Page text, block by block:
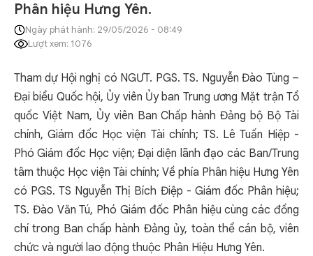
Phân hiệu Hưng Yên.
Ngày phát hành: 29/05/2026 - 08:49
Lượt xem: 1076
Tham dự Hội nghị có NGƯT. PGS. TS. Nguyễn Đào Tùng –
Đại biểu Quốc hội, Ủy viên Ủy ban Trung ương Mặt trận Tổ
quốc Việt Nam, Ủy viên Ban Chấp hành Đảng bộ Bộ Tài
chính, Giám đốc Học viện Tài chính; TS. Lê Tuấn Hiệp -
Phó Giám đốc Học viện; Đại diện lãnh đạo các Ban/Trung
tâm thuộc Học viện Tài chính; Về phía Phân hiệu Hưng Yên
có PGS. TS Nguyễn Thị Bích Điệp - Giám đốc Phân hiệu;
TS. Đào Văn Tú, Phó Giám đốc Phân hiệu cùng các đồng
chí trong Ban chấp hành Đảng ủy, toàn thể cán bộ, viên
chức và người lao động thuộc Phân Hiệu Hưng Yên.